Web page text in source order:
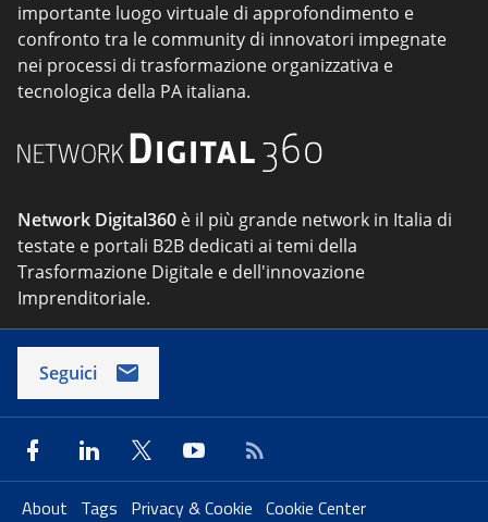
importante luogo virtuale di approfondimento e
confronto tra le community di innovatori impegnate
nei processi di trasformazione organizzativa e
tecnologica della PA italiana.
Network Digital360 è il più grande network in Italia di
testate e portali B2B dedicati ai temi della
Trasformazione Digitale e dell'innovazione
Imprenditoriale.
Seguici
About Tags Privacy & Cookie Cookie Center